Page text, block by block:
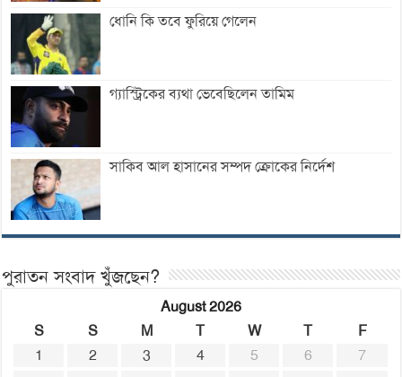
ধোনি কি তবে ফুরিয়ে গেলেন
গ্যাস্ট্রিকের ব্যথা ভেবেছিলেন তামিম
সাকিব আল হাসানের সম্পদ ক্রোকের নির্দেশ
পুরাতন সংবাদ খুঁজছেন?
August 2026
S
S M T W T
F
1
2 3 4 5 6
7